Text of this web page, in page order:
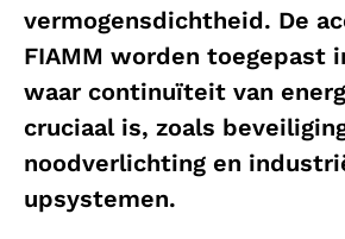
vermogensdichtheid. De
FIAMM worden toegepast
waar continuïteit van
cruciaal is, zoals
noodverlichting en
upsystemen.